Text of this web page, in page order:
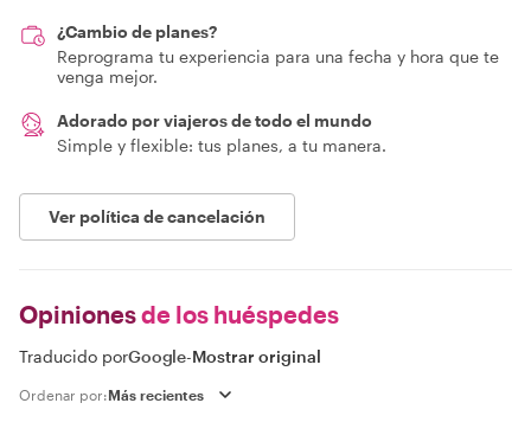
¿Cambio de planes?
Reprograma tu experiencia para una fecha y hora que te
venga mejor.
Adorado por viajeros de todo el mundo
Simple y flexible: tus planes, a tu manera.
Ver política de cancelación
Opinionesde los huéspedes
Traducido porGoogle-Mostrar original
Ordenar por: